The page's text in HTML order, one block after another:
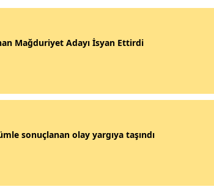
Mağduriyet Adayı İsyan Ettirdi
sonuçlanan olay yargıya taşındı